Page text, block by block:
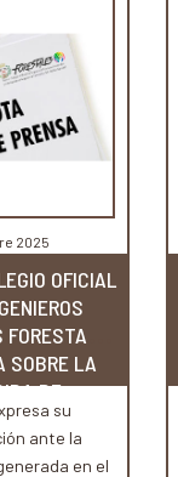
materia de
pública.
2025
OFICIAL
SOBRE LA
DE...
su
ante la
en el